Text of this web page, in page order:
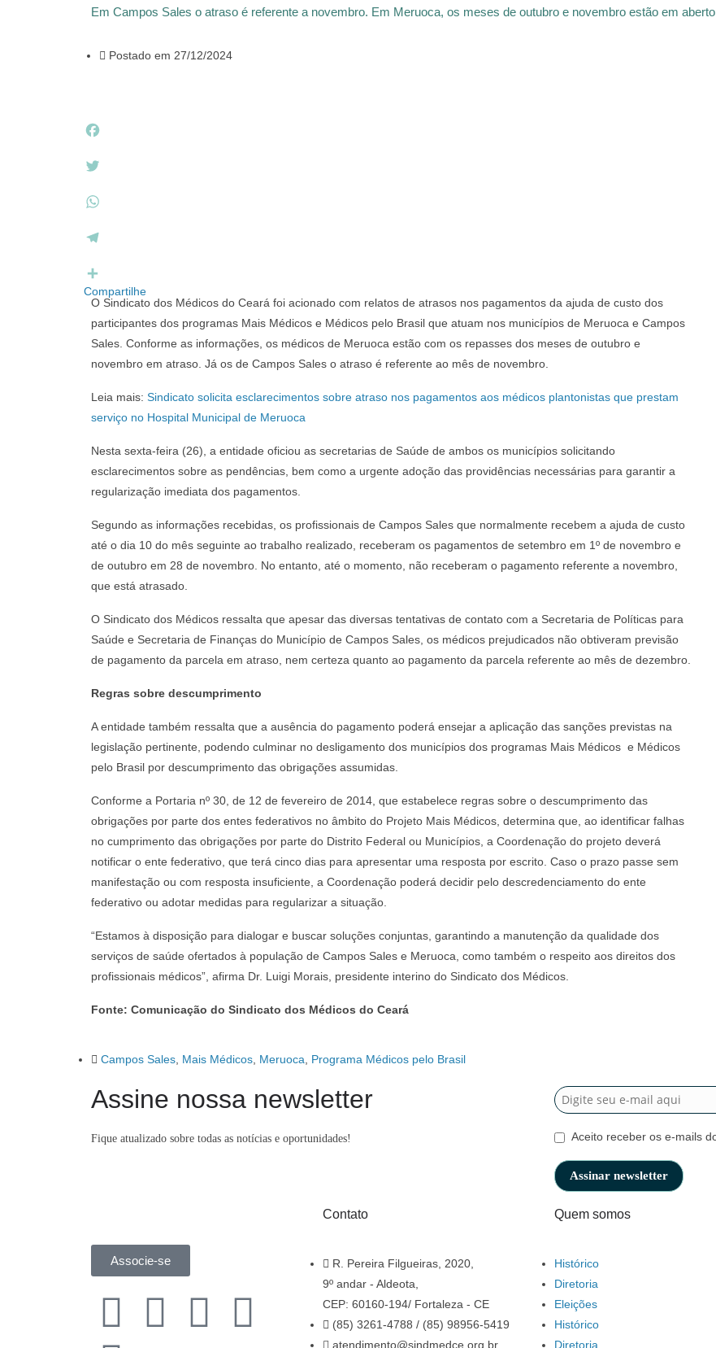
Em Campos Sales o atraso é referente a novembro. Em Meruoca, os meses de outubro e novembro estão em aberto
Postado em 27/12/2024
a
e
o
k
w
t
e
r
h
s
e
lCompartilhe
O Sindicato dos Médicos do Ceará foi acionado com relatos de atrasos nos pagamentos da ajuda de custo dos
participantes dos programas Mais Médicos e Médicos pelo Brasil que atuam nos municípios de Meruoca e Campos
Sales. Conforme as informações, os médicos de Meruoca estão com os repasses dos meses de outubro e
novembro em atraso. Já os de Campos Sales o atraso é referente ao mês de novembro.
Leia mais: Sindicato solicita esclarecimentos sobre atraso nos pagamentos aos médicos plantonistas que prestam
serviço no Hospital Municipal de Meruoca
Nesta sexta-feira (26), a entidade oficiou as secretarias de Saúde de ambos os municípios solicitando
esclarecimentos sobre as pendências, bem como a urgente adoção das providências necessárias para garantir a
regularização imediata dos pagamentos.
Segundo as informações recebidas, os profissionais de Campos Sales que normalmente recebem a ajuda de custo
até o dia 10 do mês seguinte ao trabalho realizado, receberam os pagamentos de setembro em 1º de novembro e
de outubro em 28 de novembro. No entanto, até o momento, não receberam o pagamento referente a novembro,
que está atrasado.
O Sindicato dos Médicos ressalta que apesar das diversas tentativas de contato com a Secretaria de Políticas para
Saúde e Secretaria de Finanças do Município de Campos Sales, os médicos prejudicados não obtiveram previsão
de pagamento da parcela em atraso, nem certeza quanto ao pagamento da parcela referente ao mês de dezembro.
Regras sobre descumprimento
A entidade também ressalta que a ausência do pagamento poderá ensejar a aplicação das sanções previstas na
legislação pertinente, podendo culminar no desligamento dos municípios dos programas Mais Médicos e Médicos
pelo Brasil por descumprimento das obrigações assumidas.
Conforme a Portaria nº 30, de 12 de fevereiro de 2014, que estabelece regras sobre o descumprimento das
obrigações por parte dos entes federativos no âmbito do Projeto Mais Médicos, determina que, ao identificar falhas
no cumprimento das obrigações por parte do Distrito Federal ou Municípios, a Coordenação do projeto deverá
notificar o ente federativo, que terá cinco dias para apresentar uma resposta por escrito. Caso o prazo passe sem
manifestação ou com resposta insuficiente, a Coordenação poderá decidir pelo descredenciamento do ente
federativo ou adotar medidas para regularizar a situação.
“Estamos à disposição para dialogar e buscar soluções conjuntas, garantindo a manutenção da qualidade dos
serviços de saúde ofertados à população de Campos Sales e Meruoca, como também o respeito aos direitos dos
profissionais médicos”, afirma Dr. Luigi Morais, presidente interino do Sindicato dos Médicos.
Fonte: Comunicação do Sindicato dos Médicos do Ceará
Campos Sales Mais Médicos Meruoca Programa Médicos pelo Brasil
Assine nossa newsletter
Fique atualizado sobre todas as notícias e oportunidades! Aceito receber os e-mails
Associe-se
Contato
R. Pereira Filgueiras, 2020,
9º andar - Aldeota,
CEP: 60160-194/ Fortaleza - CE
(85) 3261-4788 / (85) 98956-5419
atendimento@sindmedce.org.br
Quem somos
Histórico
Diretoria
Eleições
Histórico
Diretoria